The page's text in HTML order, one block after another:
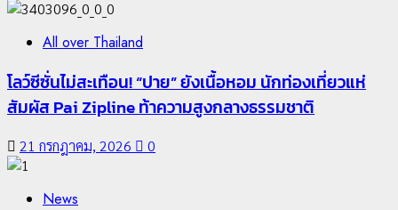
All over Thailand
โลว์ซีซั่นไม่สะเทือน! “ปาย” ยังเนื้อหอม นักท่องเที่ยวแห่
สัมผัส Pai Zipline ท้าความสูงกลางธรรมชาติ
21 กรกฎาคม, 2026 0
News